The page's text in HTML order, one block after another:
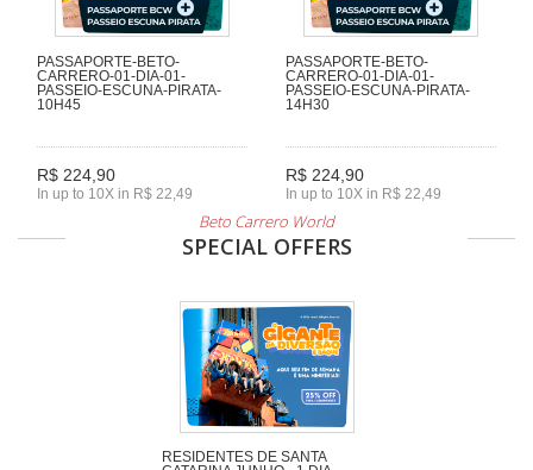
PASSAPORTE-BETO-
CARRERO-01-DIA-01-
PASSEIO-ESCUNA-PIRATA-
10H45
R$ 224,90
In up to 10X in R$ 22,49
PASSAPORTE-BETO-
CARRERO-01-DIA-01-
PASSEIO-ESCUNA-PIRATA-
14H30
R$ 224,90
In up to 10X in R$ 22,49
Beto Carrero World
SPECIAL OFFERS
RESIDENTES DE SANTA